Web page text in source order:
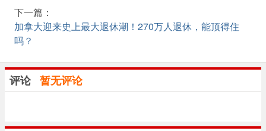
下一篇：
加拿大迎来史上最大退休潮！270万人退休，能顶得住
吗？
评论 暂无评论